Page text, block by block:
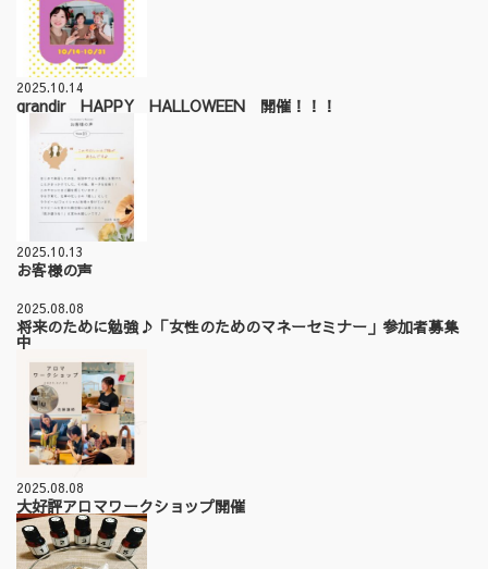
2025.10.14
grandir HAPPY HALLOWEEN 開催！！！
2025.10.13
お客様の声
2025.08.08
将来のために勉強♪「女性のためのマネーセミナー」参加者募集
中
2025.08.08
大好評アロマワークショップ開催